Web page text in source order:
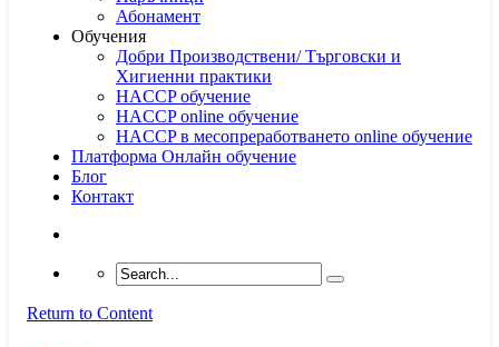
Абонамент
Обучения
Добри Производствени/ Търговски и
Хигиенни практики
HACCP обучение
HACCP online обучение
HACCP в месопреработването online обучение
Платформа Онлайн обучение
Блог
Контакт
Return to Content